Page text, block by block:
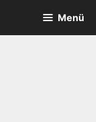
Menü